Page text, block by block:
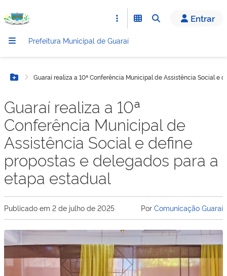
Entrar
Prefeitura Municipal de Guaraí
Botão Menu
Guaraí realiza a 10ª Conferência Municipal de Assistência Social e
Guaraí realiza a 10ª
Conferência Municipal de
Assistência Social e define
propostas e delegados para a
etapa estadual
Publicado em 2 de julho de 2025 Por Comunicação Guaraí